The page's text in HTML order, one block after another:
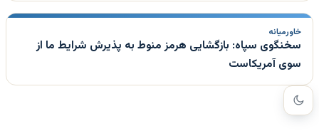
خاورمیانه
سخنگوی سپاه: بازگشایی هرمز منوط به پذیرش شرایط ما از
سوی آمریکاست